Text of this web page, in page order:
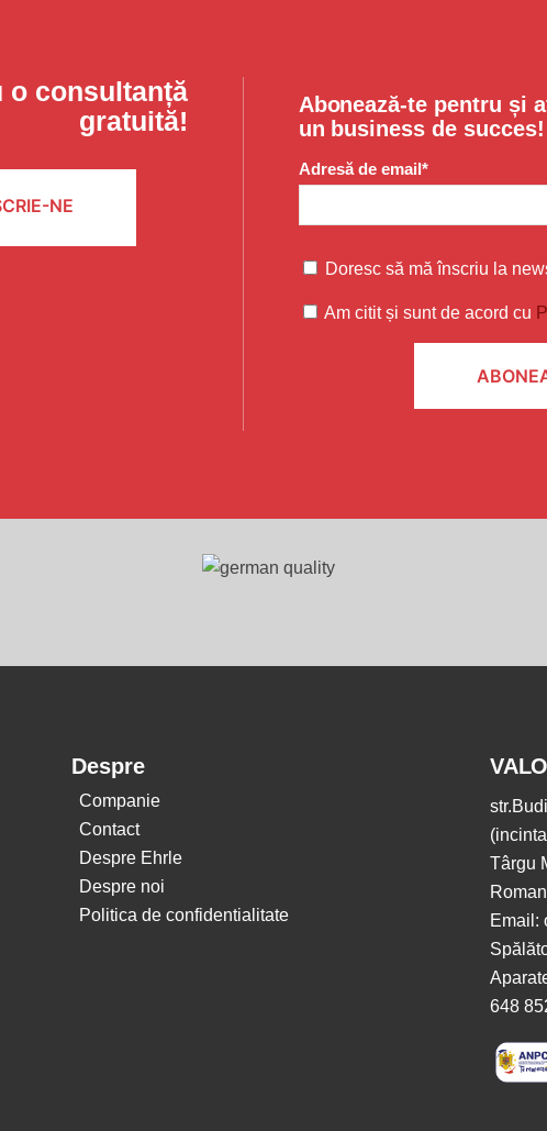
o consultanță
gratuită!
NE
Abonează-te pentru și
un business de succes!
Adresă de email*
Doresc să mă înscriu la
Am citit și sunt de acord cu
Despre
Companie
Contact
Despre Ehrle
Despre noi
Politica de confidentialitate
Târgu
Email:
648